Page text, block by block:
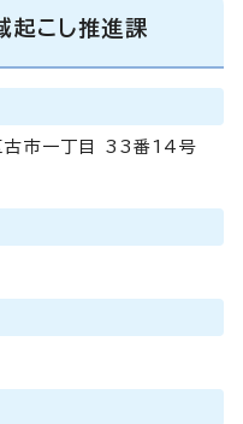
起こし推進課
市一丁目 33番14号